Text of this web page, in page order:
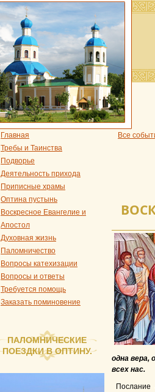
Главная
Требы и Таинства
Подворье
Деятельность прихода
Приписные храмы
Оптина пустынь
Воскресное Евангелие и
Апостол
Духовная жизнь
Паломничество
Вопросы катехизации
Вопросы и ответы
Требуется помощь
Заказать поминовение
ПАЛОМНИЧЕСКИЕ
ПОЕЗДКИ В ОПТИНУ.
Все
одна вера,
всех нас.